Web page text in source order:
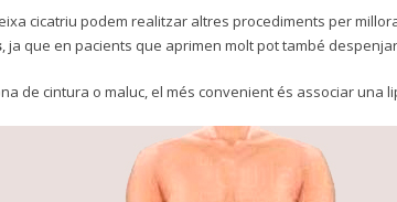
cicatriu podem realitzar altres procediments per
, ja que en pacients que aprimen molt pot també
de cintura o maluc, el més convenient és associar una